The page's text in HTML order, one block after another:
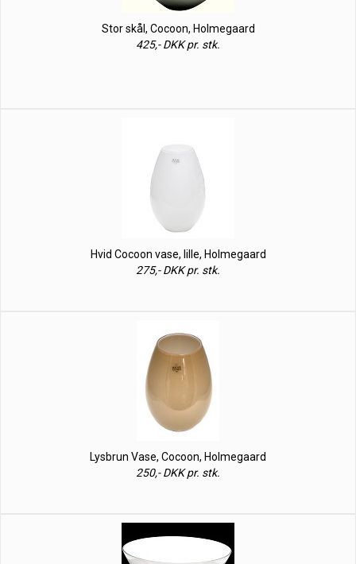
Stor skål, Cocoon, Holmegaard
425,- DKK pr. stk.
Hvid Cocoon vase, lille, Holmegaard
275,- DKK pr. stk.
Lysbrun Vase, Cocoon, Holmegaard
250,- DKK pr. stk.